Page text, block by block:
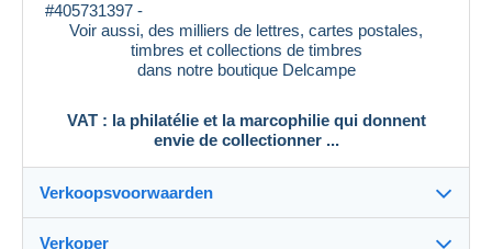
#405731397 -
Voir aussi, des milliers de lettres, cartes postales,
timbres et collections de timbres
dans notre boutique Delcampe
VAT : la philatélie et la marcophilie qui donnent
envie de collectionner ...
Verkoopsvoorwaarden
Verkoper